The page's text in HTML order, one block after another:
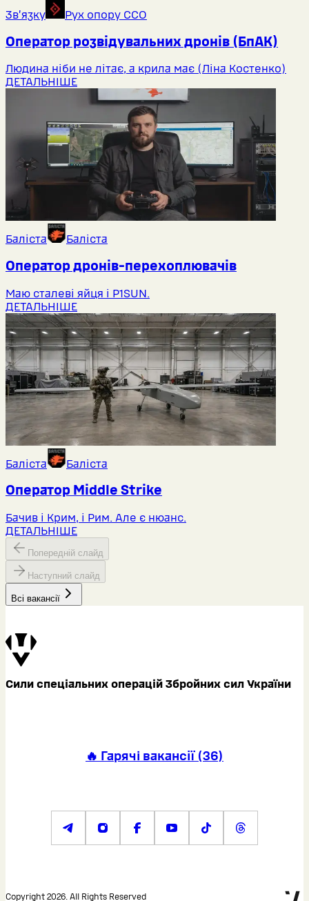
Звʼязку
Рух опору ССО
Оператор розвідувальних дронів (БпАК)
Людина ніби не літає, а крила має (Ліна Костенко)
ДЕТАЛЬНІШЕ
Баліста Баліста
Оператор дронів-перехоплювачів
Маю сталеві яйця і P1SUN.
ДЕТАЛЬНІШЕ
Баліста Баліста
Оператор Middlе Strike
Бачив і Крим, і Рим. Але є нюанс.
ДЕТАЛЬНІШЕ
Попередній слайд
Наступний слайд
Всі вакансії
Сили спеціальних операцій Збройних сил України
🔥 Гарячі вакансії(36)
Copyright 2026. All Rights Reserved